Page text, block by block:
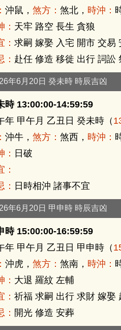
沖鼠， 煞方： 煞北， 時沖：
： 天牢 路空 長生 貪狼
： 求嗣 嫁娶 入宅 開市 交易
： 赴任 修造 移徙 出行 詞訟
年6月20日 癸未時 時辰吉凶
時 13:00:00-14:59:59
年 甲午月 乙丑日 癸未時（
沖牛， 煞方： 煞西， 時沖：
： 日破
：
： 日時相沖 諸事不宜
年6月20日 甲申時 時辰吉凶
時 15:00:00-16:59:59
年 甲午月 乙丑日 甲申時（
沖虎， 煞方： 煞南， 時沖：
： 大退 羅紋 左輔
： 祈福 求嗣 出行 求財 嫁娶
： 開光 修造 安葬